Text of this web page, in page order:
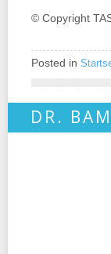
© Copyright
Posted in
DR.